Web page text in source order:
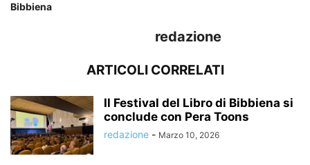
Bibbiena
redazione
ARTICOLI CORRELATI
Il Festival del Libro di Bibbiena si
conclude con Pera Toons
redazione - Marzo 10, 2026